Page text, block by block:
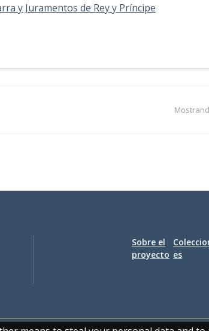
y Juramentos de Rey y Príncipe
Sobre el
proyecto es